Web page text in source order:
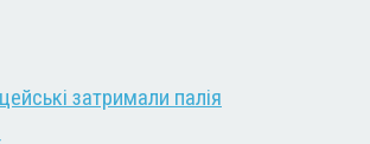
затримали палія